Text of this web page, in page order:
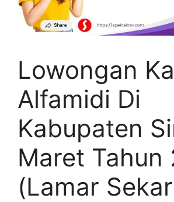
Lowongan
Alfamidi Di
Kabupaten
Maret Tahun
(Lamar